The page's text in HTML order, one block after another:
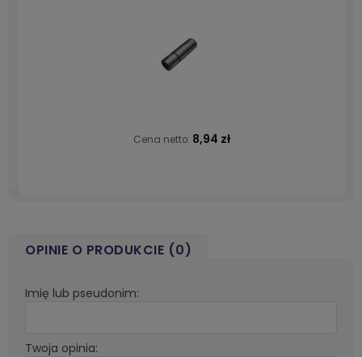
Cena netto: 8,94 zł
OPINIE O PRODUKCIE (0)
Imię lub pseudonim:
Twoja opinia: